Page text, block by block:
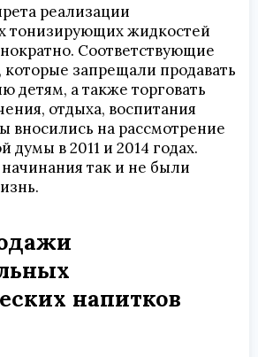
реализации
тонизирующих жидкостей
Соответствующие
запрещали продавать
детям, а также торговать
отдыха, воспитания
вносились на рассмотрение
думы в 2011 и 2014 годах.
так и не были
напитков